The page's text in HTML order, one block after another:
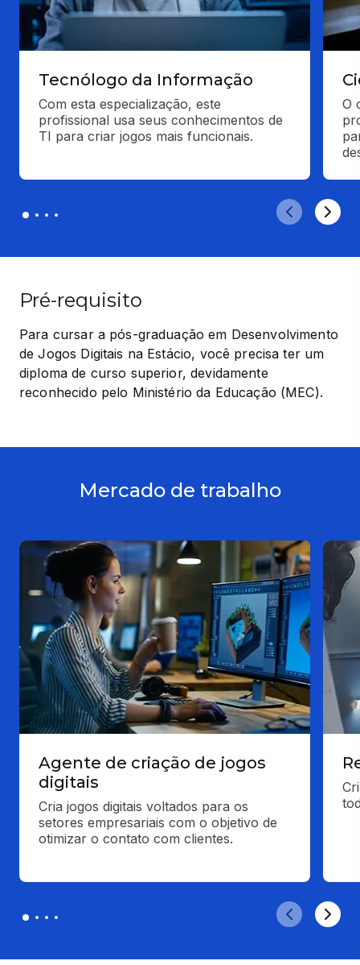
Tecnólogo da Informação
Com esta especialização, este
profissional usa seus conhecimentos de
TI para criar jogos mais funcionais.
O
Pré-requisito
Para cursar a pós-graduação em Desenvolvimento
de Jogos Digitais na Estácio, você precisa ter um
diploma de curso superior, devidamente
reconhecido pelo Ministério da Educação (MEC).
Mercado de trabalho
Agente de criação de jogos
digitais
Cria jogos digitais voltados para os
setores empresariais com o objetivo de
otimizar o contato com clientes.